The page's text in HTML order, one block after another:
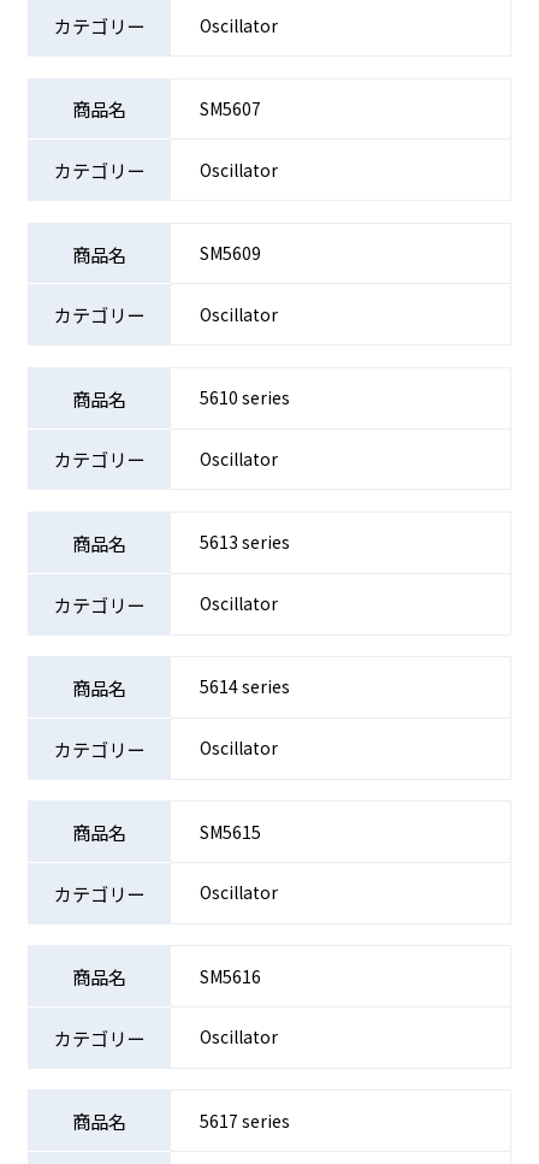
Oscillator
SM5607
Oscillator
SM5609
Oscillator
5610 series
Oscillator
5613 series
Oscillator
5614 series
Oscillator
SM5615
Oscillator
SM5616
Oscillator
5617 series